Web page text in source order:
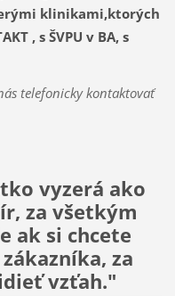
klinikami,ktorých
, s ŠVPU v BA, s
telefonicky kontaktovať
vyzerá ako
za všetkým
ak si chcete
za
vzťah."